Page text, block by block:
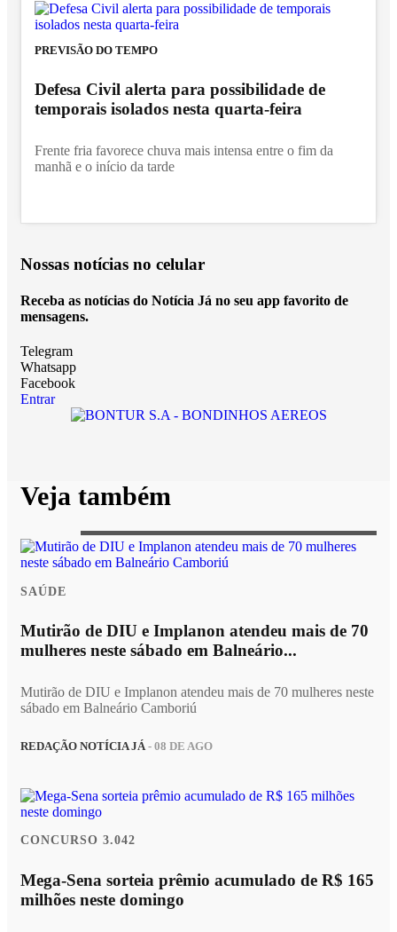
PREVISÃO DO TEMPO
Defesa Civil alerta para possibilidade de
temporais isolados nesta quarta-feira
Frente fria favorece chuva mais intensa entre o fim da
manhã e o início da tarde
Nossas notícias no celular
Receba as notícias do Notícia Já no seu app favorito de
mensagens.
Telegram
Whatsapp
Facebook
Entrar
Veja também
SAÚDE
Mutirão de DIU e Implanon atendeu mais de 70
mulheres neste sábado em Balneário...
Mutirão de DIU e Implanon atendeu mais de 70 mulheres neste
sábado em Balneário Camboriú
REDAÇÃO NOTÍCIA JÁ - 08 DE AGO
CONCURSO 3.042
Mega-Sena sorteia prêmio acumulado de R$ 165
milhões neste domingo